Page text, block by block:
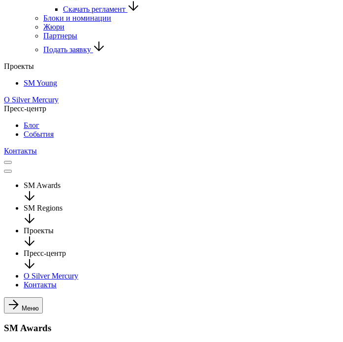
Скачать регламент
Блоки и номинации
Жюри
Партнеры
Подать заявку
Проекты
SM Young
О Silver Mercury
Пресс-центр
Блог
События
Контакты
SM Awards
SM Regions
Проекты
Пресс-центр
О Silver Mercury
Контакты
Меню
SM Awards